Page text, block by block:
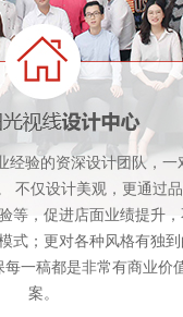
经验的资深设计团队，一
不仅设计美观，更通过
等，促进店面业绩提升
式；更对各种风格有独
一稿都是非常有商业价
案。